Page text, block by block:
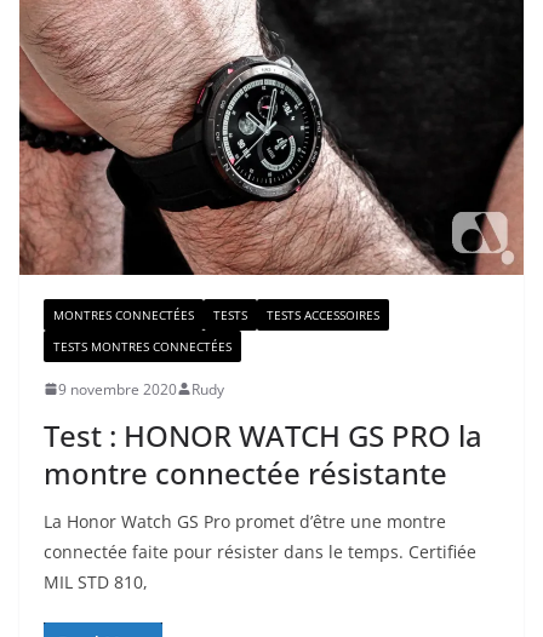
MONTRES CONNECTÉES TESTS
TESTS ACCESSOIRES
TESTS MONTRES CONNECTÉES
9 novembre 2020 Rudy
Test : HONOR WATCH GS PRO la
montre connectée résistante
La Honor Watch GS Pro promet d’être une montre
connectée faite pour résister dans le temps. Certifiée
MIL STD 810,